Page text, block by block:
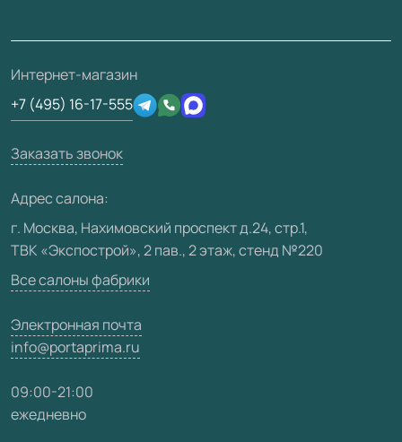
Отзывы клиентов
Техническая информация
Юридическая информация
Скачать материалы
3D-модели
О фабрике
Сертификаты
Производство
Вакансии
Видео
Карта сайта
Интернет-магазин
+7 (495) 16-17-555
Заказать звонок
Адрес салона:
г. Москва, Нахимовский проспект д.24, стр.1,
ТВК «Экспострой», 2 пав., 2 этаж, стенд №220
Все салоны фабрики
Электронная почта
info@portaprima.ru
09:00-21:00
ежедневно